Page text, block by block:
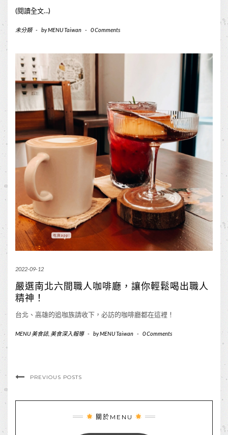
(閱讀全文…)
未分類 - byMENU Taiwan - 0 Comments
2022-09-12
嚴選南北六間職人咖啡廳，讓你輕鬆喝出職人
精神！
台北、高雄的追咖族請收下，必訪的咖啡廳都在這裡！
MENU 美食誌, 美食深入報導 - byMENU Taiwan - 0 Comments
PREVIOUS POSTS
關於MENU